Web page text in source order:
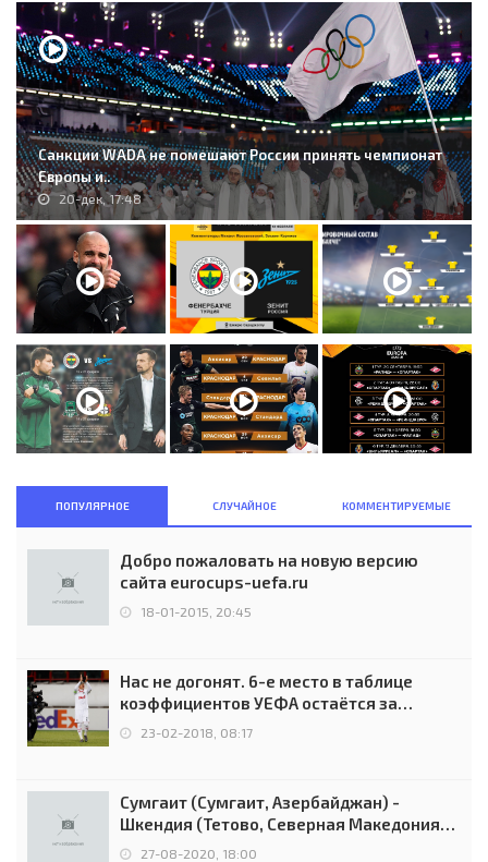
Санкции WADA не помешают России принять чемпионат
Европы и..
20-дек, 17:48
ПОПУЛЯРНОЕ СЛУЧАЙНОЕ КОММЕНТИРУЕМЫЕ
Добро пожаловать на новую версию
сайта eurocups-uefa.ru
18-01-2015, 20:45
Нас не догонят. 6-е место в таблице
коэффициентов УЕФА остаётся за
Россией
23-02-2018, 08:17
Сумгаит (Сумгаит, Азербайджан) -
Шкендия (Тетово, Северная Македония) -
0:2 (0:0)
27-08-2020, 18:00